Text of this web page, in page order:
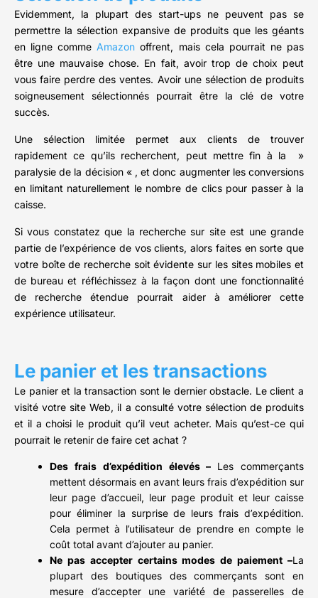
Evidemment, la plupart des start-ups ne peuvent pas se
permettre la sélection expansive de produits que les géants
en ligne comme Amazon offrent, mais cela pourrait ne pas
être une mauvaise chose. En fait, avoir trop de choix peut
vous faire perdre des ventes. Avoir une sélection de produits
soigneusement sélectionnés pourrait être la clé de votre
succès.
Une sélection limitée permet aux clients de trouver
rapidement ce qu’ils recherchent, peut mettre fin à la »
paralysie de la décision « , et donc augmenter les conversions
en limitant naturellement le nombre de clics pour passer à la
caisse.
Si vous constatez que la recherche sur site est une grande
partie de l’expérience de vos clients, alors faites en sorte que
votre boîte de recherche soit évidente sur les sites mobiles et
de bureau et réfléchissez à la façon dont une fonctionnalité
de recherche étendue pourrait aider à améliorer cette
expérience utilisateur.
Le panier et les transactions
Le panier et la transaction sont le dernier obstacle. Le client a
visité votre site Web, il a consulté votre sélection de produits
et il a choisi le produit qu’il veut acheter. Mais qu’est-ce qui
pourrait le retenir de faire cet achat ?
Des frais d’expédition élevés – Les commerçants
mettent désormais en avant leurs frais d’expédition sur
leur page d’accueil, leur page produit et leur caisse
pour éliminer la surprise de leurs frais d’expédition.
Cela permet à l’utilisateur de prendre en compte le
coût total avant d’ajouter au panier.
Ne pas accepter certains modes de paiement –La
plupart des boutiques des commerçants sont en
mesure d’accepter une variété de passerelles de